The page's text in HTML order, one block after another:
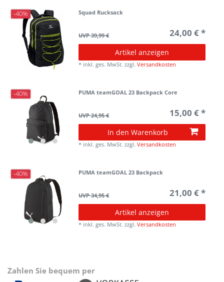
-40% Squad Rucksack
UVP 39,99 € 24,00 € *
Artikel anzeigen
* inkl. ges. MwSt. zzgl.Versandkosten
-40% PUMA teamGOAL 23 Backpack Core
UVP 24,95 € 15,00 € *
In den Warenkorb
* inkl. ges. MwSt. zzgl.Versandkosten
-40% PUMA teamGOAL 23 Backpack
UVP 34,95 € 21,00 € *
Artikel anzeigen
* inkl. ges. MwSt. zzgl.Versandkosten
Zahlen Sie bequem per